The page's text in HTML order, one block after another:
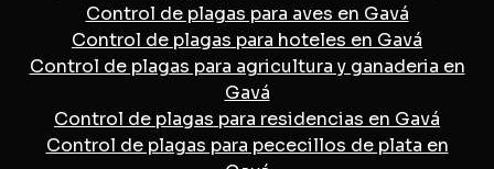
Control de plagas para aves en Gavá
Control de plagas para hoteles en Gavá
Control de plagas para agricultura y ganaderia en
Gavá
Control de plagas para residencias en Gavá
Control de plagas para pececillos de plata en